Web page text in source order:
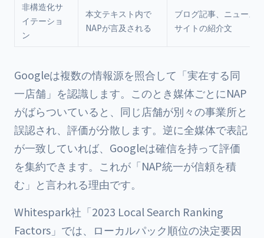
非構造化サ
イテーショ
ン
本文テキスト内で
NAPが言及される
ブログ記事、ニュース
サイトの紹介文
Googleは複数の情報源を照合して「実在する同
一店舗」を認識します。このとき媒体ごとにNAP
がばらついていると、同じ店舗が別々の事業所と
誤認され、評価が分散します。逆に全媒体で表記
が一致していれば、Googleは確信を持って評価
を集約できます。これが「NAP統一が信頼を積
む」と言われる理由です。
Whitespark社「2023 Local Search Ranking
Factors」では、ローカルパック順位の決定要因